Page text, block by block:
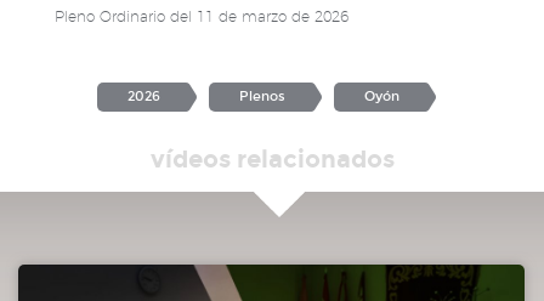
Pleno Ordinario del 11 de marzo de 2026
2026 Plenos Oyón
vídeos relacionados